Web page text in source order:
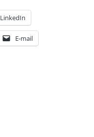
LinkedIn
E-mail